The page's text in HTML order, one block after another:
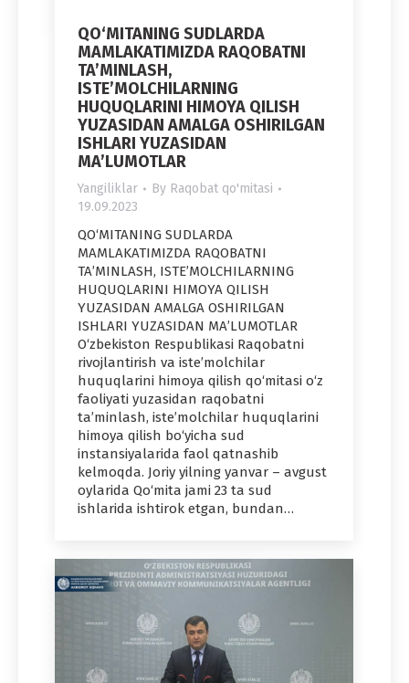
QO‘MITANING SUDLARDA
MAMLAKATIMIZDA RAQOBATNI
TA’MINLASH,
ISTE’MOLCHILARNING
HUQUQLARINI HIMOYA QILISH
YUZASIDAN AMALGA OSHIRILGAN
ISHLARI YUZASIDAN
MA’LUMOTLAR
Yangiliklar By Raqobat qo'mitasi
19.09.2023
QO‘MITANING SUDLARDA
MAMLAKATIMIZDA RAQOBATNI
TA’MINLASH, ISTE’MOLCHILARNING
HUQUQLARINI HIMOYA QILISH
YUZASIDAN AMALGA OSHIRILGAN
ISHLARI YUZASIDAN MA’LUMOTLAR
O‘zbekiston Respublikasi Raqobatni
rivojlantirish va iste’molchilar
huquqlarini himoya qilish qo‘mitasi o‘z
faoliyati yuzasidan raqobatni
ta’minlash, iste’molchilar huquqlarini
himoya qilish bo‘yicha sud
instansiyalarida faol qatnashib
kelmoqda. Joriy yilning yanvar – avgust
oylarida Qo‘mita jami 23 ta sud
ishlarida ishtirok etgan, bundan…